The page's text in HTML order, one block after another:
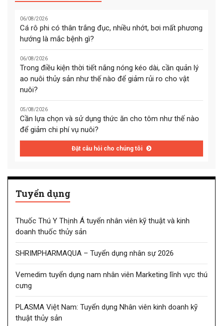
06/08/2026
Cá rô phi có thân trắng đục, nhiều nhớt, bơi mất phương
hướng là mắc bệnh gì?
06/08/2026
Trong điều kiện thời tiết nắng nóng kéo dài, cần quản lý
ao nuôi thủy sản như thế nào để giảm rủi ro cho vật
nuôi?
05/08/2026
Cần lựa chọn và sử dụng thức ăn cho tôm như thế nào
để giảm chi phí vụ nuôi?
Đặt câu hỏi cho chúng tôi
Tuyển dụng
Thuốc Thú Y Thịnh Á tuyển nhân viên kỹ thuật và kinh
doanh thuốc thủy sản
SHRIMPHARMAQUA – Tuyển dụng nhân sự 2026
Vemedim tuyển dụng nam nhân viên Marketing lĩnh vực thú
cưng
PLASMA Việt Nam: Tuyển dụng Nhân viên kinh doanh kỹ
thuật thủy sản